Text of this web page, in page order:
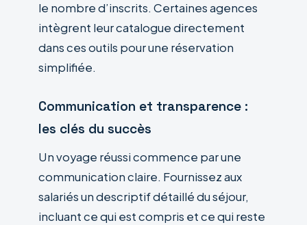
le nombre d’inscrits. Certaines agences
intègrent leur catalogue directement
dans ces outils pour une réservation
simplifiée.
Communication et transparence :
les clés du succès
Un voyage réussi commence par une
communication claire. Fournissez aux
salariés un descriptif détaillé du séjour,
incluant ce qui est compris et ce qui reste